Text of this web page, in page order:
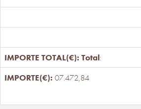
Total:
07.472,84